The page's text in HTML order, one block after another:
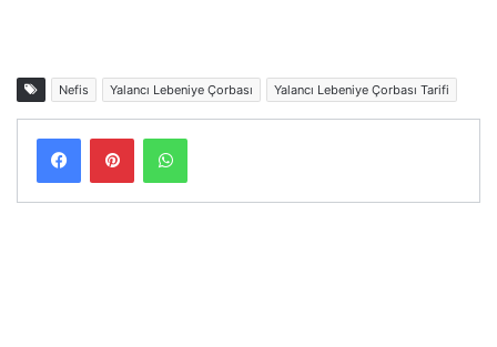
Nefis Yalancı Lebeniye Çorbası Yalancı Lebeniye Çorbası Tarifi
FacebookPinterestWhatsApp